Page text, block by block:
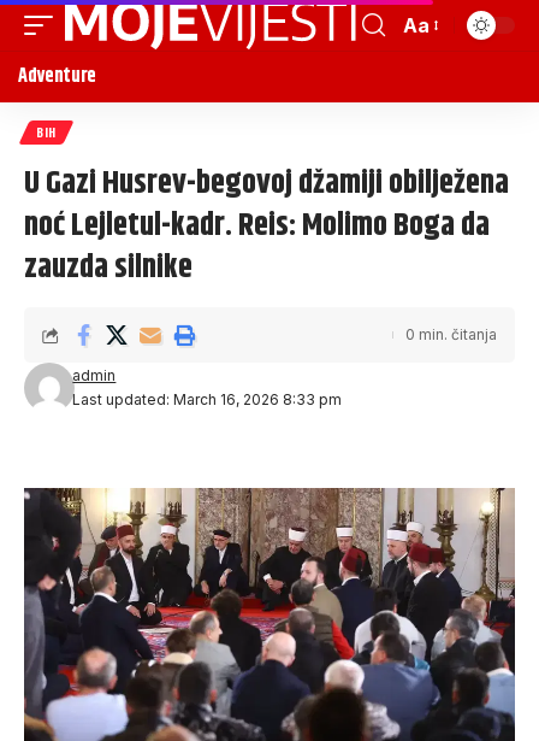
Aa
Adventure
BIH
U Gazi Husrev-begovoj džamiji obilježena
noć Lejletul-kadr. Reis: Molimo Boga da
zauzda silnike
Last updated: March 16, 2026 8:33 pm
admin
0 min. čitanja